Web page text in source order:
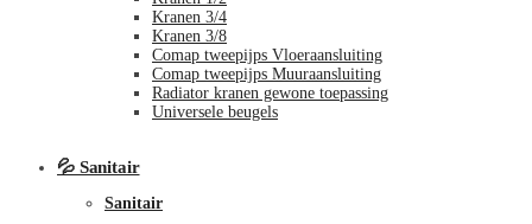
Kranen 3/4
Kranen 3/8
Comap tweepijps Vloeraansluiting
Comap tweepijps Muuraansluiting
Radiator kranen gewone toepassing
Universele beugels
💦 Sanitair
Sanitair